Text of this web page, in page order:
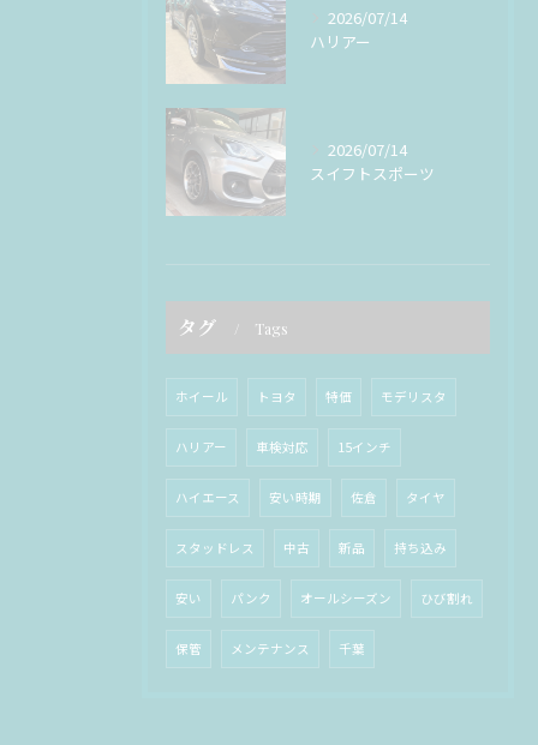
2026/07/14
ハリアー
2026/07/14
スイフトスポーツ
タグ Tags
ホイール トヨタ 特価 モデリスタ
ハリアー 車検対応 15インチ
ハイエース 安い時期 佐倉 タイヤ
スタッドレス 中古 新品 持ち込み
安い パンク オールシーズン ひび割れ
保管 メンテナンス 千葉